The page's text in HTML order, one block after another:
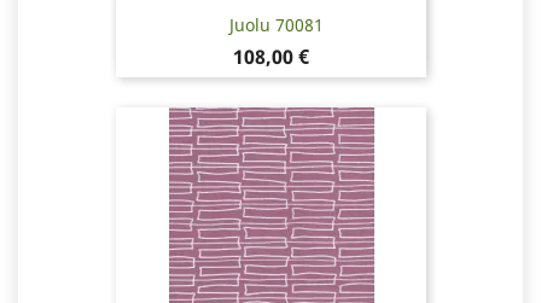
Juolu 70081
Hinta
108,00 €